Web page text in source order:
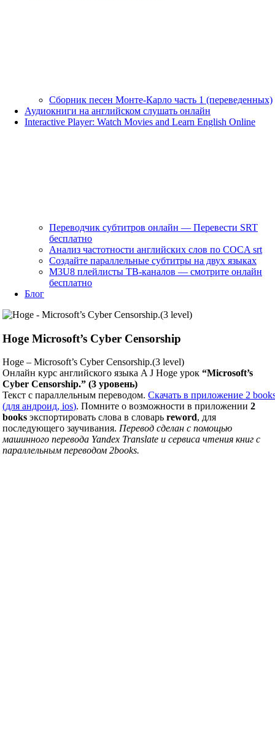
Сборник песен Монте-Карло часть 1 (переведенных)
Аудиокниги на английском слушать онлайн
Interactive Player: Watch Movies and Learn English Online
Переводчик субтитров онлайн — Перевести SRT
бесплатно
Анализ частотности английских слов по COCA srt
Создайте параллельные субтитры на двух языках
M3U8 плейлисты ТВ‑каналов — смотрите онлайн
бесплатно
Блог
Hoge Microsoft’s Cyber Censorship
Hoge – Microsoft’s Cyber Censorship.(3 level)
Онлайн курс английского языка A J Hoge урок“Microsoft’s
Cyber Censorship.” (3 уровень)
Текст с параллельным переводом.Скачать в приложение 2
(для андроид, ios). Помните о возможности в приложении2
booksэкспортировать слова в словарьreword, для
последующего заучивания. Перевод сделан с помощью
машинного перевода Yandex Translate и сервиса чтения книг с
параллельным переводом 2books.